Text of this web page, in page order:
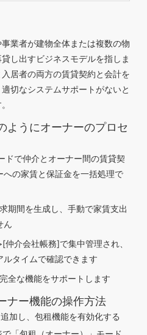
業者が建物全体または複数の物
し出すビジネスモデルを指しま
居者の両方の賃貸契約と会計を
切なシステムサポートがないと
ようにオーナーのプロセ
ドで仲介とオーナー間の賃貸契
の家賃と保証金を一括処理で
期間を生成し、手動で家賃支出
ん
介会社帳務]で集中管理され、
タイムで確認できます
全な機能をサポートします
ナー機能の操作方法
加し、包租機能を有効化する